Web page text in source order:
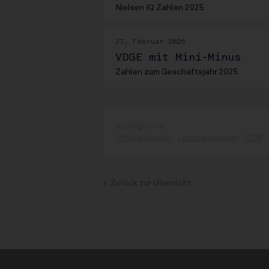
Nielsen IQ Zahlen 2025
27. Februar 2026
VDGE mit Mini-Minus
Zahlen zum Geschäftsjahr 2025